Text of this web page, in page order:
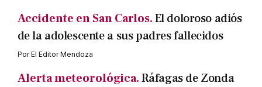
Accidente en San Carlos.El doloroso adiós
de la adolescente a sus padres fallecidos
PorEl Editor Mendoza
Alerta meteorológica.Ráfagas de Zonda